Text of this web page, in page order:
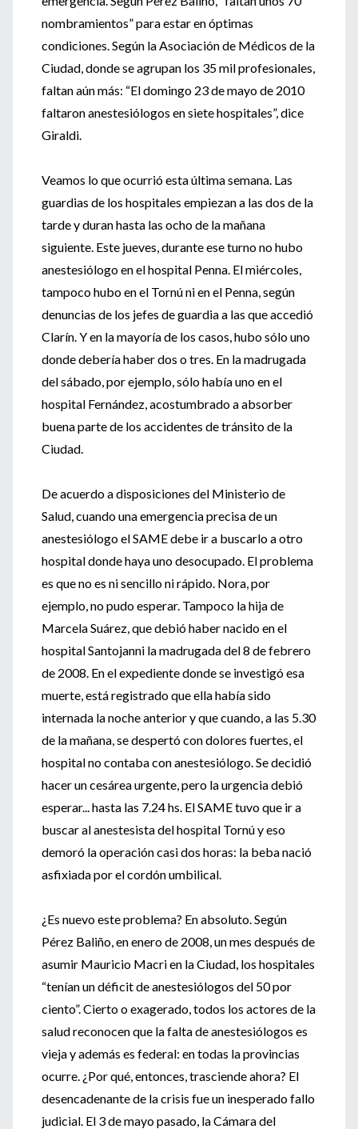
nombramientos” para estar en óptimas
condiciones. Según la Asociación de Médicos de la
Ciudad, donde se agrupan los 35 mil profesionales,
faltan aún más: “El domingo 23 de mayo de 2010
faltaron anestesiólogos en siete hospitales”, dice
Giraldi.
Veamos lo que ocurrió esta última semana. Las
guardias de los hospitales empiezan a las dos de la
tarde y duran hasta las ocho de la mañana
siguiente. Este jueves, durante ese turno no hubo
anestesiólogo en el hospital Penna. El miércoles,
tampoco hubo en el Tornú ni en el Penna, según
denuncias de los jefes de guardia a las que accedió
Clarín. Y en la mayoría de los casos, hubo sólo uno
donde debería haber dos o tres. En la madrugada
del sábado, por ejemplo, sólo había uno en el
hospital Fernández, acostumbrado a absorber
buena parte de los accidentes de tránsito de la
Ciudad.
De acuerdo a disposiciones del Ministerio de
Salud, cuando una emergencia precisa de un
anestesiólogo el SAME debe ir a buscarlo a otro
hospital donde haya uno desocupado. El problema
es que no es ni sencillo ni rápido. Nora, por
ejemplo, no pudo esperar. Tampoco la hija de
Marcela Suárez, que debió haber nacido en el
hospital Santojanni la madrugada del 8 de febrero
de 2008. En el expediente donde se investigó esa
muerte, está registrado que ella había sido
internada la noche anterior y que cuando, a las 5.30
de la mañana, se despertó con dolores fuertes, el
hospital no contaba con anestesiólogo. Se decidió
hacer un cesárea urgente, pero la urgencia debió
esperar... hasta las 7.24 hs. El SAME tuvo que ir a
buscar al anestesista del hospital Tornú y eso
demoró la operación casi dos horas: la beba nació
asfixiada por el cordón umbilical.
¿Es nuevo este problema? En absoluto. Según
Pérez Baliño, en enero de 2008, un mes después de
asumir Mauricio Macri en la Ciudad, los hospitales
“tenían un déficit de anestesiólogos del 50 por
ciento”. Cierto o exagerado, todos los actores de la
salud reconocen que la falta de anestesiólogos es
vieja y además es federal: en todas la provincias
ocurre. ¿Por qué, entonces, trasciende ahora? El
desencadenante de la crisis fue un inesperado fallo
judicial. El 3 de mayo pasado, la Cámara del